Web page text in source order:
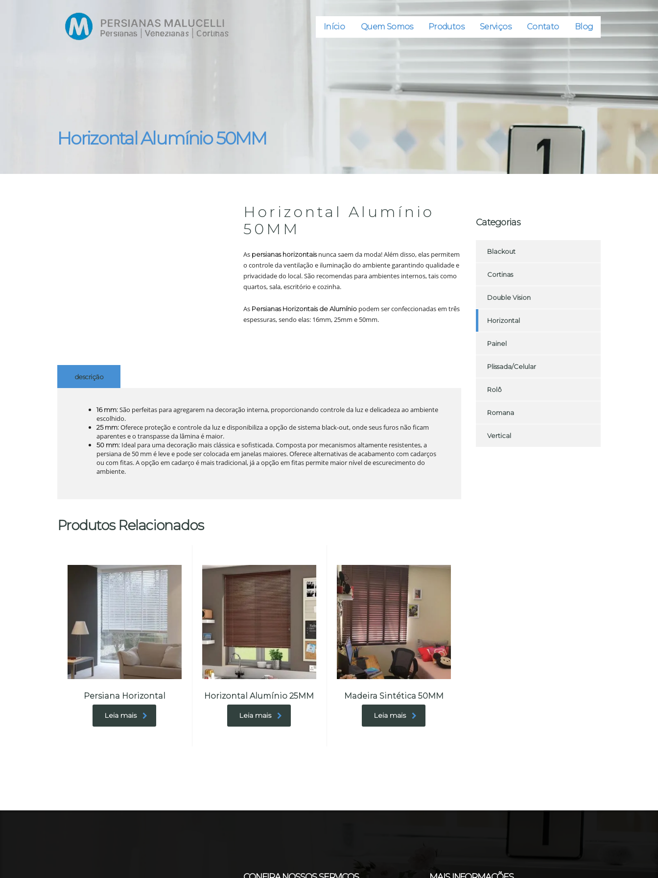
Início Quem Somos Produtos Serviços Contato Blog
Horizontal Alumínio 50MM
Horizontal Alumínio
50MM
As persianas horizontaisnunca saem da moda! Além disso, elas permitem
o controle da ventilação e iluminação do ambiente garantindo qualidade e
privacidade do local. São recomendas para ambientes internos, tais como
quartos, sala, escritório e cozinha.
As Persianas Horizontais de Alumínio podem ser confeccionadas em três
espessuras, sendo elas: 16mm, 25mm e 50mm.
descrição
16 mm:São perfeitas para agregarem na decoração interna, proporcionando controle da luz e delicadeza ao ambiente
escolhido.
25 mm:Oferece proteção e controle da luz e disponibiliza a opção de sistema black-out, onde seus furos não ficam
aparentes e o transpasse da lâmina é maior.
50 mm: Ideal para uma decoração mais clássica e sofisticada. Composta por mecanismos altamente resistentes, a
persiana de 50 mm é leve e pode ser colocada em janelas maiores. Oferece alternativas de acabamento com cadarços
ou com fitas. A opção em cadarço é mais tradicional, já a opção em fitas permite maior nível de escurecimento do
ambiente.
Produtos Relacionados
Persiana Horizontal
Leia mais
Horizontal Alumínio 25MM
Leia mais
Madeira Sintética 50MM
Leia mais
Categorias
Blackout
Cortinas
Double Vision
Horizontal
Painel
Plissada/Celular
Rolô
Romana
Vertical